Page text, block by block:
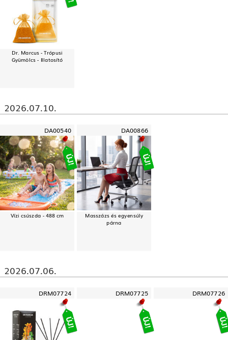
Dr. Marcus - Trópusi
Gyümölcs - Illatosító
2026.07.10.
DA00540
Vízi csúszda - 488 cm
DA00866
Masszázs és egyensúly
párna
2026.07.06.
DRM07724 DRM07725 DRM07726